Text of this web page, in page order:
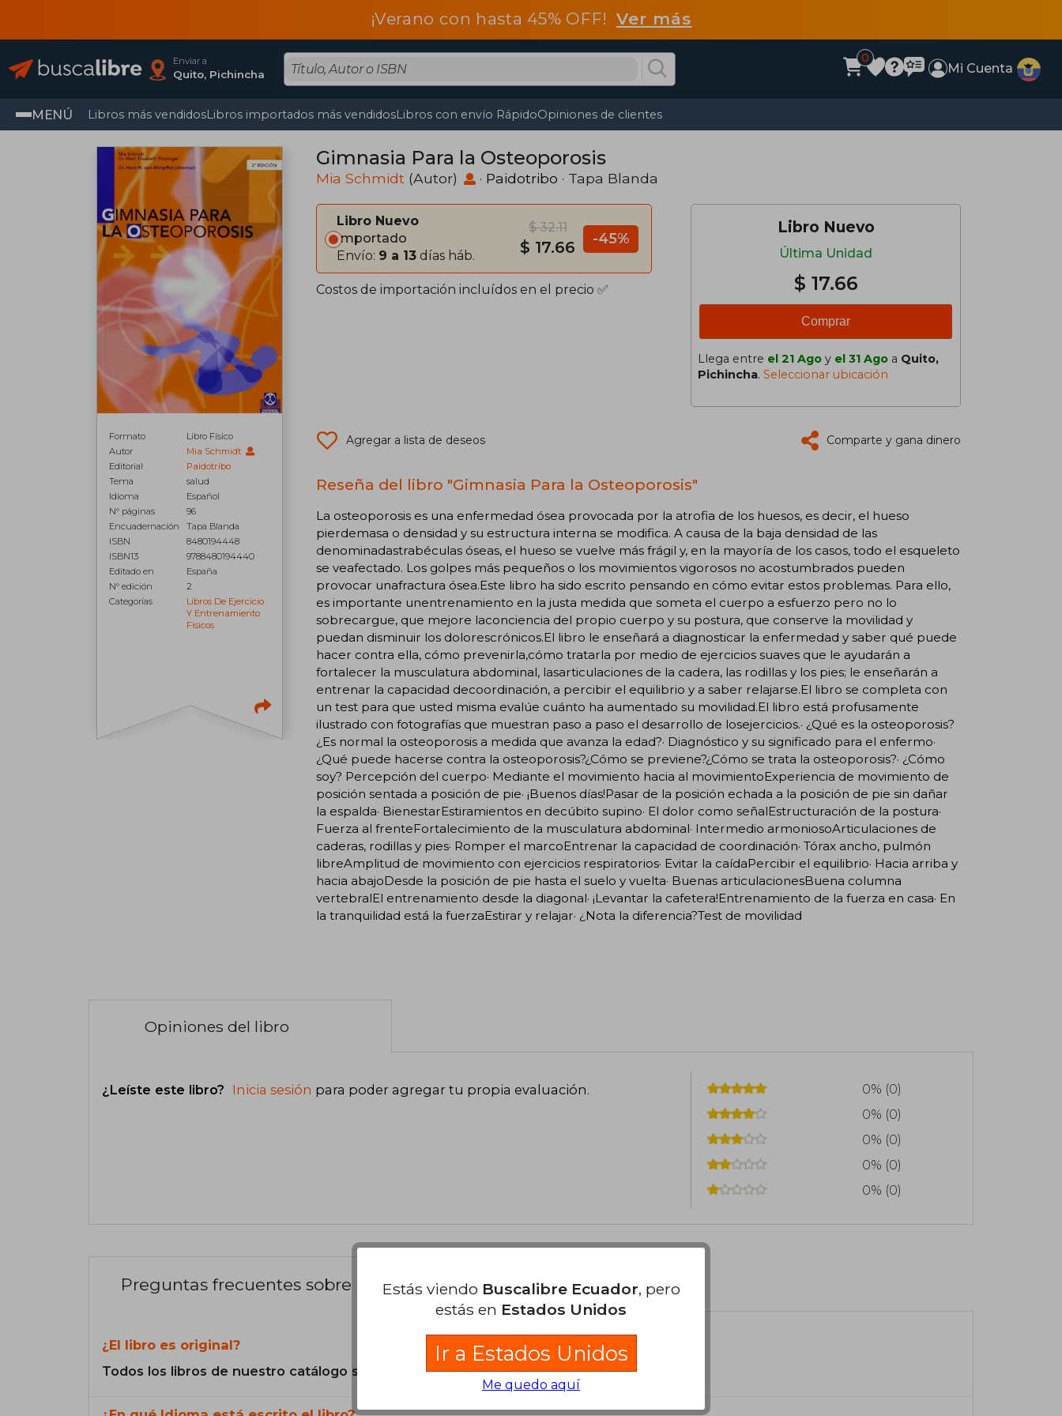
¡Verano con hasta 45% OFF!Ver más
Enviar a
Quito, Pichincha
0
Mi Cuenta
MENÚ Libros más vendidosLibros importados más vendidosLibros con envío RápidoOpiniones de clientes
Formato
Libro Físico
Autor
Mia Schmidt
Editorial
Paidotribo
Tema
salud
Idioma
Español
N° páginas
96
Encuadernación
Tapa Blanda
ISBN
8480194448
ISBN13
9788480194440
Editado en
España
N° edición
2
Categorías
Libros De Ejercicio
Y Entrenamiento
Físicos
Gimnasia Para la Osteoporosis
Mia Schmidt (Autor) · Paidotribo · Tapa Blanda
Libro Nuevo
Importado
Envío: 9 a 13 días háb.
$ 32.11
$ 17.66 -45%
Costos de importación incluídos en el precio ✅
Libro Nuevo
Última Unidad
$ 17.66
Comprar
Llega entre el 21 Ago y el 31 Ago a Quito,
Pichincha. Seleccionar ubicación
Agregar a lista de deseos Comparte y gana dinero
Reseña del libro "Gimnasia Para la Osteoporosis"
La osteoporosis es una enfermedad ósea provocada por la atrofia de los huesos, es decir, el hueso
pierdemasa o densidad y su estructura interna se modifica. A causa de la baja densidad de las
denominadastrabéculas óseas, el hueso se vuelve más frágil y, en la mayoría de los casos, todo el esqueleto
se veafectado. Los golpes más pequeños o los movimientos vigorosos no acostumbrados pueden
provocar unafractura ósea.Este libro ha sido escrito pensando en cómo evitar estos problemas. Para ello,
es importante unentrenamiento en la justa medida que someta el cuerpo a esfuerzo pero no lo
sobrecargue, que mejore laconciencia del propio cuerpo y su postura, que conserve la movilidad y
puedan disminuir los dolorescrónicos.El libro le enseñará a diagnosticar la enfermedad y saber qué puede
hacer contra ella, cómo prevenirla,cómo tratarla por medio de ejercicios suaves que le ayudarán a
fortalecer la musculatura abdominal, lasarticulaciones de la cadera, las rodillas y los pies; le enseñarán a
entrenar la capacidad decoordinación, a percibir el equilibrio y a saber relajarse.El libro se completa con
un test para que usted misma evalúe cuánto ha aumentado su movilidad.El libro está profusamente
ilustrado con fotografías que muestran paso a paso el desarrollo de losejercicios.· ¿Qué es la osteoporosis?
¿Es normal la osteoporosis a medida que avanza la edad?· Diagnóstico y su significado para el enfermo·
¿Qué puede hacerse contra la osteoporosis?¿Cómo se previene?¿Cómo se trata la osteoporosis?· ¿Cómo
soy? Percepción del cuerpo· Mediante el movimiento hacia al movimientoExperiencia de movimiento de
posición sentada a posición de pie· ¡Buenos días!Pasar de la posición echada a la posición de pie sin dañar
la espalda· BienestarEstiramientos en decúbito supino· El dolor como señalEstructuración de la postura·
Fuerza al frenteFortalecimiento de la musculatura abdominal· Intermedio armoniosoArticulaciones de
caderas, rodillas y pies· Romper el marcoEntrenar la capacidad de coordinación· Tórax ancho, pulmón
libreAmplitud de movimiento con ejercicios respiratorios· Evitar la caídaPercibir el equilibrio· Hacia arriba y
hacia abajoDesde la posición de pie hasta el suelo y vuelta· Buenas articulacionesBuena columna
vertebralEl entrenamiento desde la diagonal· ¡Levantar la cafetera!Entrenamiento de la fuerza en casa· En
la tranquilidad está la fuerzaEstirar y relajar· ¿Nota la diferencia?Test de movilidad
Opiniones del libro
¿Leíste este libro? Inicia sesión para poder agregar tu propia evaluación.
0% (0)
0% (0)
0% (0)
0% (0)
0% (0)
Preguntas frecuentes sobre el libro
¿El libro es original?
Todos los libros de nuestro catálogo son Originales.
Estás viendo Buscalibre Ecuador, pero
estás en Estados Unidos
Ir a Estados Unidos
Me quedo aquí